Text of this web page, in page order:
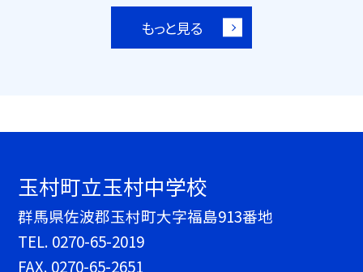
もっと見る
玉村町立玉村中学校
群馬県佐波郡玉村町大字福島913番地
TEL. 0270-65-2019
FAX. 0270-65-2651